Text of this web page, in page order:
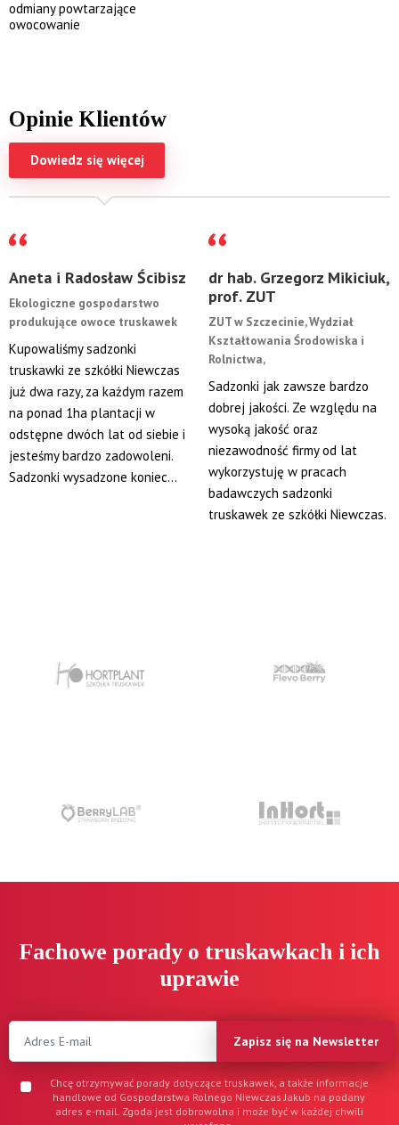
odmiany powtarzające
owocowanie
Opinie Klientów
Aneta i Radosław Ścibisz
Ekologiczne gospodarstwo
produkujące owoce truskawek
Kupowaliśmy sadzonki
truskawki ze szkółki Niewczas
już dwa razy, za każdym razem
na ponad 1ha plantacji w
odstępne dwóch lat od siebie i
jesteśmy bardzo zadowoleni.
Sadzonki wysadzone koniec...
dr hab. Grzegorz Mikiciuk,
prof. ZUT
ZUT w Szczecinie, Wydział
Kształtowania Środowiska i
Rolnictwa,
Sadzonki jak zawsze bardzo
dobrej jakości. Ze względu na
wysoką jakość oraz
niezawodność firmy od lat
wykorzystuję w pracach
badawczych sadzonki
truskawek ze szkółki Niewczas.
Dowiedz się więcej
Fachowe porady o truskawkach i ich
uprawie
Zapisz się na Newsletter
Chcę otrzymywać porady dotyczące truskawek, a także informacje
handlowe od Gospodarstwa Rolnego Niewczas Jakub na podany
adres e-mail. Zgoda jest dobrowolna i może być w każdej chwili